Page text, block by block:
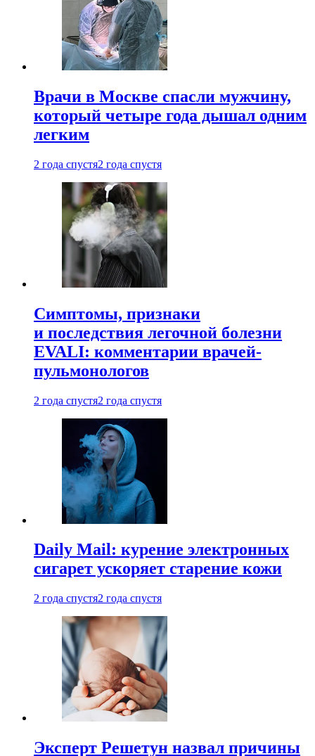
Врачи в Москве спасли мужчину,
который четыре года дышал одним
легким
2 года спустя2 года спустя
Симптомы, признаки
и последствия легочной болезни
EVALI: комментарии врачей-
пульмонологов
2 года спустя2 года спустя
Daily Mail: курение электронных
сигарет ускоряет старение кожи
2 года спустя2 года спустя
Эксперт Решетун назвал причины